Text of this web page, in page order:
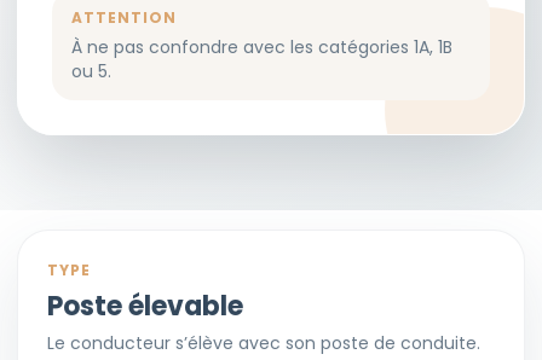
ATTENTION
À ne pas confondre avec les catégories 1A, 1B
ou 5.
TYPE
Poste élevable
Le conducteur s’élève avec son poste de conduite.